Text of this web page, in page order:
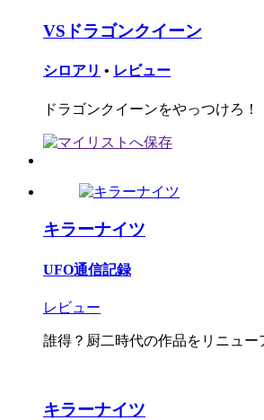
VSドラゴンクイーン
シロアリ • レビュー
ドラゴンクイーンをやっつけろ！
キラーナイツ
UFO通信記録
レビュー
誰得？厨二時代の作品をリニュー
キラーナイツ